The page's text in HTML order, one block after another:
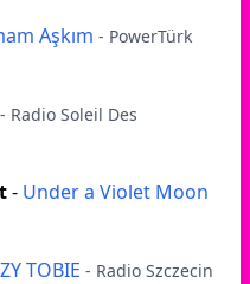
Aşkım - PowerTürk
- Radio Soleil Des
- Under a Violet Moon
TOBIE - Radio Szczecin